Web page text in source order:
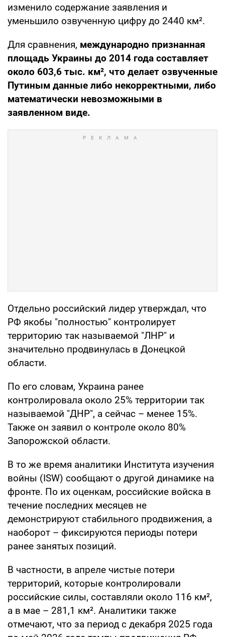
изменило содержание заявления и
уменьшило озвученную цифру до 2440 км².
Для сравнения, международно признанная
площадь Украины до 2014 года составляет
около 603,6 тыс. км², что делает озвученные
Путиным данные либо некорректными, либо
математически невозможными в
заявленном виде.
Отдельно российский лидер утверждал, что
РФ якобы "полностью" контролирует
территорию так называемой "ЛНР" и
значительно продвинулась в Донецкой
области.
По его словам, Украина ранее
контролировала около 25% территории так
называемой "ДНР", а сейчас – менее 15%.
Также он заявил о контроле около 80%
Запорожской области.
В то же время аналитики Института изучения
войны (ISW) сообщают о другой динамике на
фронте. По их оценкам, российские войска в
течение последних месяцев не
демонстрируют стабильного продвижения, а
наоборот – фиксируются периоды потери
ранее занятых позиций.
В частности, в апреле чистые потери
территорий, которые контролировали
российские силы, составляли около 116 км²,
а в мае – 281,1 км². Аналитики также
отмечают, что за период с декабря 2025 года